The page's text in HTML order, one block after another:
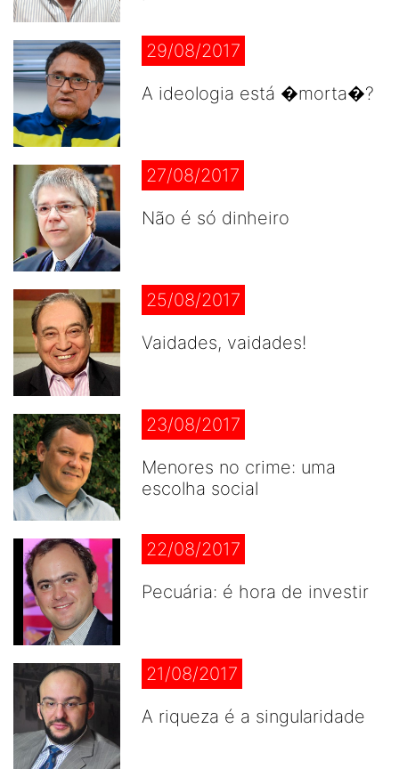
29/08/2017
A ideologia está �morta�?
27/08/2017
Não é só dinheiro
25/08/2017
Vaidades, vaidades!
23/08/2017
Menores no crime: uma
escolha social
22/08/2017
Pecuária: é hora de investir
21/08/2017
A riqueza é a singularidade